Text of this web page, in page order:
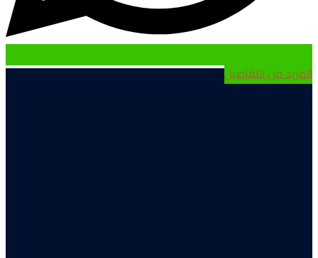
من التفاصيل